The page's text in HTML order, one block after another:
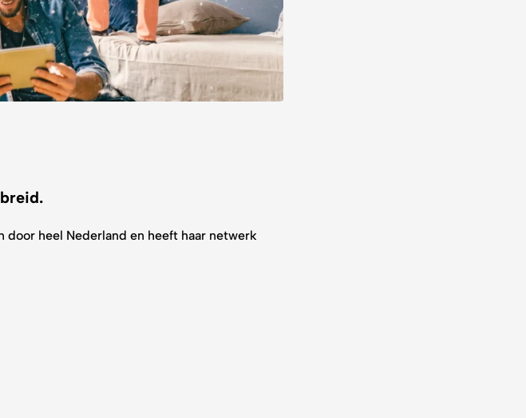
heel Nederland en heeft haar netwerk